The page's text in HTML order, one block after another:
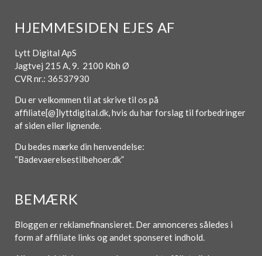
HJEMMESIDEN EJES AF
Lytt Digital ApS
Jagtvej 215 A, 9. 2100 Kbh Ø
CVR nr.: 36537930
Du er velkommen til at skrive til os på
affiliate[@]lyttdigital.dk, hvis du har forslag til forbedringer
af siden eller lignende.
Du bedes mærke din henvendelse:
“Badevaerelsestilbehoer.dk”
BEMÆRK
Bloggen er reklamefinansieret. Der annonceres således i
form af affiliate links og andet sponseret indhold.